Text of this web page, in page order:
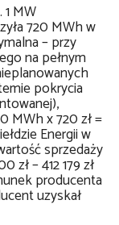
MW
720 MWh w
– przy
na pełnym
pokrycia
MWh x 720 zł =
Energii w
sprzedaży
zł – 412 179 zł
producenta
uzyskał